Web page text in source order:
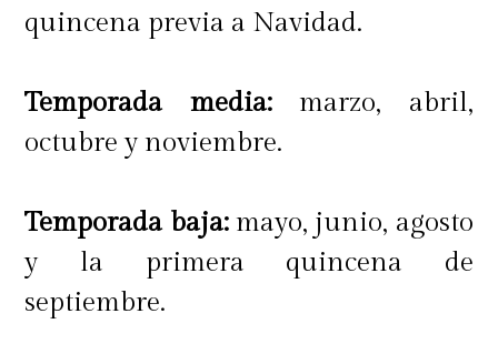
Parque Nacional Torres del Paine, la
Octava Maravilla del Mundo:
asistentes podrán disfrutar de
manera tranquila y sin grandes
esfuerzos físicos la naturaleza en
quincena previa a Navidad.
Temporada media:marzo, abril,
octubre y noviembre.
Temporada baja:mayo, junio, agosto
y la primera quincena de
septiembre.